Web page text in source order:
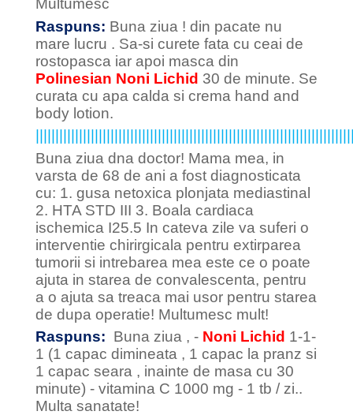
Multumesc
Raspuns: Buna ziua ! din pacate nu
mare lucru . Sa-si curete fata cu ceai de
rostopasca iar apoi masca din
Polinesian Noni Lichid 30 de minute. Se
curata cu apa calda si crema hand and
body lotion.
Buna ziua dna doctor! Mama mea, in
varsta de 68 de ani a fost diagnosticata
cu: 1. gusa netoxica plonjata mediastinal
2. HTA STD III 3. Boala cardiaca
ischemica I25.5 In cateva zile va suferi o
interventie chirirgicala pentru extirparea
tumorii si intrebarea mea este ce o poate
ajuta in starea de convalescenta, pentru
a o ajuta sa treaca mai usor pentru starea
de dupa operatie! Multumesc mult!
Raspuns: Buna ziua , - Noni Lichid 1-1-
1 (1 capac dimineata , 1 capac la pranz si
1 capac seara , inainte de masa cu 30
minute) - vitamina C 1000 mg - 1 tb / zi..
Multa sanatate!